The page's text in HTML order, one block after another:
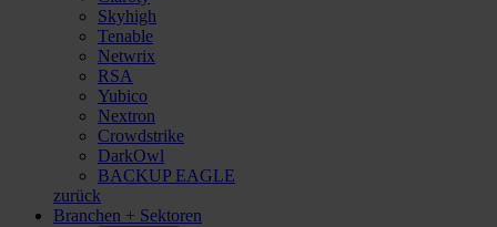
Skyhigh
Tenable
Netwrix
RSA
Yubico
Nextron
Crowdstrike
DarkOwl
BACKUP EAGLE
zurück
Branchen + Sektoren